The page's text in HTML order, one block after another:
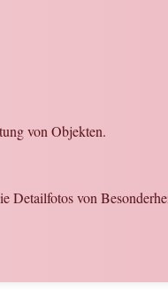
von Objekten.
Detailfotos von